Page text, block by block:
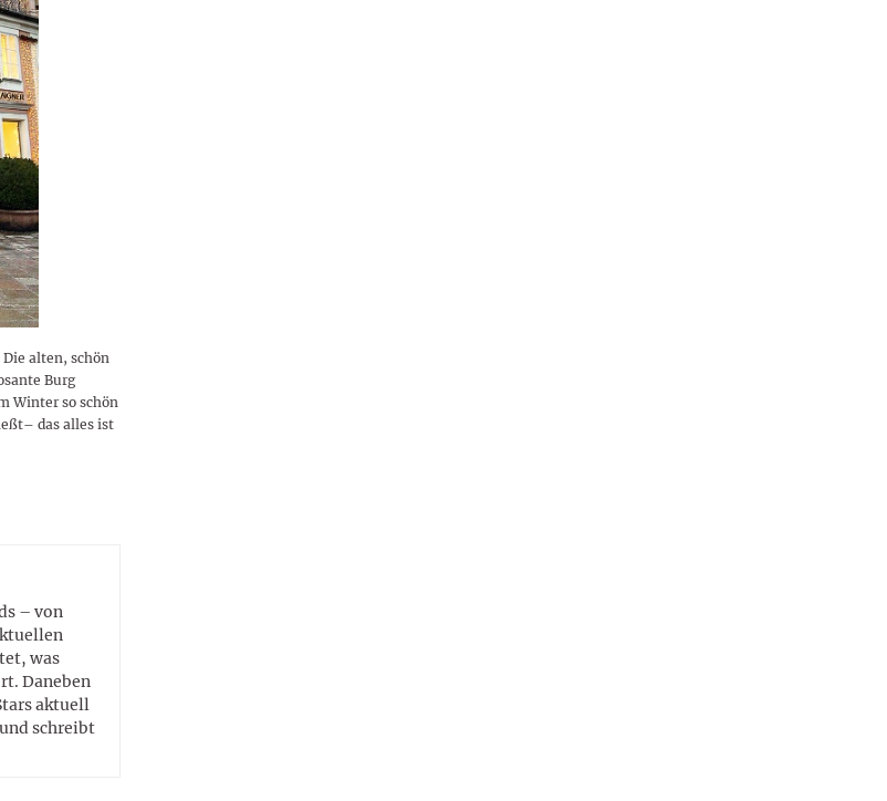
Start, Teilnehmer, Gagen und
Skandale
lustigen Sprüche helfen beim
Gratulieren
BMI-Rechner für Frauen 2026
– Online-Rechner mit
hilfreichen Tipps
Profi
Ausblick für Frauen und
Männer aller Sternzeichen
Traumurlaub im
schneeweißen Salzburger
Land
alten, schön
Burg
Winter so schön
das alles ist
– von
was
Daneben
aktuell
schreibt